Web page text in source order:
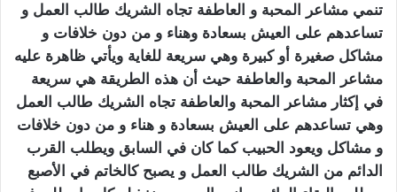
تنمي مشاعر المحبة و العاطفة تجاه الشريك طالب العمل و
تساعدهم على العيش بسعادة وهناء و من دون خلافات و
مشاكل صغيرة أو كبيرة وهي سريعة للغاية ويأتي ظاهرة عليه
مشاعر المحبة والعاطفة حيث أن هذه الطريقة هي سريعة
في إكثار مشاعر المحبة والعاطفة تجاه الشريك طالب العمل
وهي تساعدهم على العيش بسعادة و هناء و من دون خلافات
و مشاكل ويعود الحبيب كما كان في السابق ويطلب القرب
الدائم من الشريك طالب العمل و يصبح كالخاتم في الأصبع